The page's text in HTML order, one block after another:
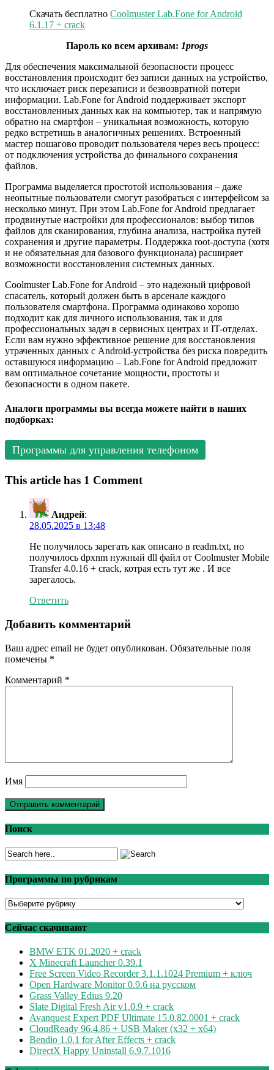
Скачать бесплатно Coolmuster Lab.Fone for Android
6.1.17 + crack
Пароль ко всем архивам: 1progs
Для обеспечения максимальной безопасности процесс
восстановления происходит без записи данных на устройство,
что исключает риск перезаписи и безвозвратной потери
информации. Lab.Fone for Android поддерживает экспорт
восстановленных данных как на компьютер, так и напрямую
обратно на смартфон – уникальная возможность, которую
редко встретишь в аналогичных решениях. Встроенный
мастер пошагово проводит пользователя через весь процесс:
от подключения устройства до финального сохранения
файлов.
Программа выделяется простотой использования – даже
неопытные пользователи смогут разобраться с интерфейсом за
несколько минут. При этом Lab.Fone for Android предлагает
продвинутые настройки для профессионалов: выбор типов
файлов для сканирования, глубина анализа, настройка путей
сохранения и другие параметры. Поддержка root-доступа (хотя
и не обязательная для базового функционала) расширяет
возможности восстановления системных данных.
Coolmuster Lab.Fone for Android – это надежный цифровой
спасатель, который должен быть в арсенале каждого
пользователя смартфона. Программа одинаково хорошо
подходит как для личного использования, так и для
профессиональных задач в сервисных центрах и IT-отделах.
Если вам нужно эффективное решение для восстановления
утраченных данных с Android-устройства без риска повредить
оставшуюся информацию – Lab.Fone for Android предложит
вам оптимальное сочетание мощности, простоты и
безопасности в одном пакете.
Аналоги программы вы всегда можете найти в наших
подборках:
Программы для управления телефоном
This article has 1 Comment
Андрей:
28.05.2025 в 13:48
Не получилось зарегать как описано в readm.txt, но
получилось dpxnm нужный dll файл от Coolmuster Mobile
Transfer 4.0.16 + crack, котрая есть тут же . И все
зарегалось.
Ответить
Добавить комментарий
Ваш адрес email не будет опубликован. Обязательные поля
помечены *
Комментарий *
Имя
Поиск
Программы по рубрикам
Программы
рубрикам
Сейчас скачивают
BMW ETK 01.2020 + crack
X Minecraft Launcher 0.39.1
Free Screen Video Recorder 3.1.1.1024 Premium + ключ
Open Hardware Monitor 0.9.6 на русском
Grass Valley Edius 9.20
Slate Digital Fresh Air v1.0.9 + crack
Avanquest Expert PDF Ultimate 15.0.82.0001 + crack
CloudReady 96.4.86 + USB Maker (x32 + x64)
Bendio 1.0.1 for After Effects + crack
DirectX Happy Uninstall 6.9.7.1016